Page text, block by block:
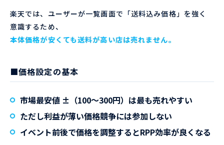
楽天では、ユーザーが一覧画面で「送料込み価格」を強く
意識するため、
本体価格が安くても送料が高い店は売れません。
■価格設定の基本
市場最安値 ±（100〜300円）は最も売れやすい
ただし利益が薄い価格競争には参加しない
イベント前後で価格を調整するとRPP効率が良くなる